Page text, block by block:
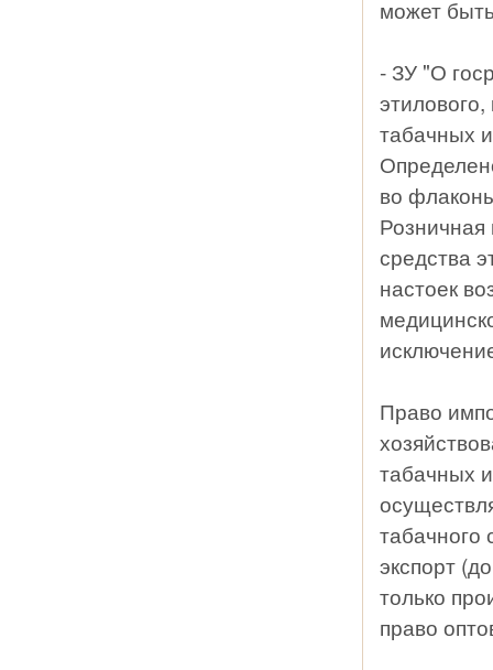
может
- ЗУ "О
табачных
во
Розничная
средства
настоек
Право
табачных
табачного
экспорт
только
право